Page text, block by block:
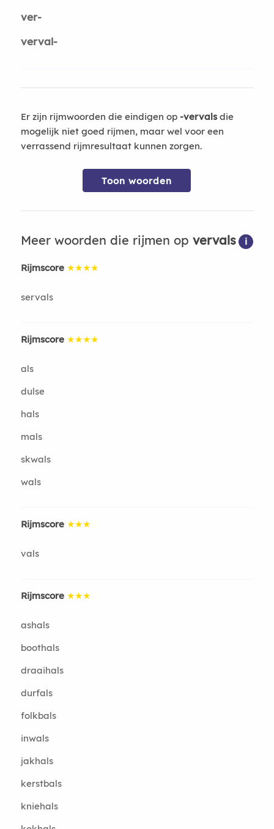
ver-
verval-
Er zijn rijmwoorden die eindigen op -vervalsdie
mogelijk niet goed rijmen, maar wel voor een
verrassend rijmresultaat kunnen zorgen.
Toon woorden
Meer woorden die rijmen op vervals i
Rijmscore ★★★★
servals
Rijmscore ★★★★
als
dulse
hals
mals
skwals
wals
Rijmscore ★★★
vals
Rijmscore ★★★
ashals
boothals
draaihals
durfals
folkbals
inwals
jakhals
kerstbals
kniehals